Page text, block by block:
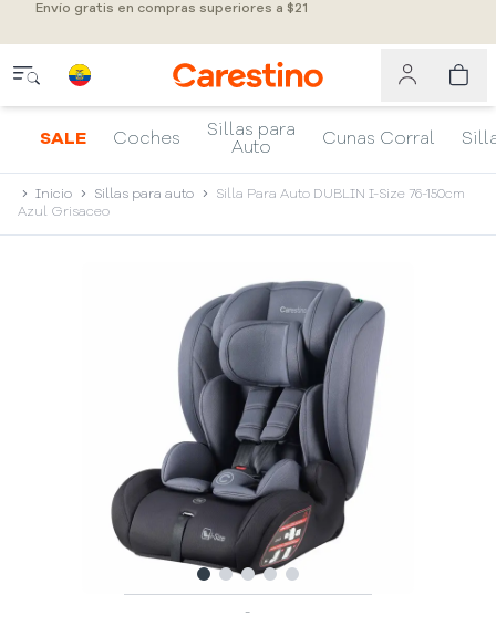
Envío gratis en compras superiores a $21
SALE Coches
Sillas para
Auto
Cunas Corral
Inicio Sillas para auto
Silla Para Auto DUBLIN I-Size 76-150cm
Azul Grisaceo
Slide1
Slide2
Slide3
SlideSlide
-